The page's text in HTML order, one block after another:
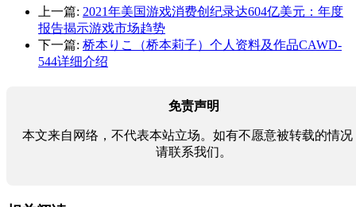
上一篇: 2021年美国游戏消费创纪录达604亿美元：年度
报告揭示游戏市场趋势
下一篇: 桥本りこ（桥本莉子）个人资料及作品CAWD-
544详细介绍
免责声明
本文来自网络，不代表本站立场。如有不愿意被转载的情况
请联系我们。